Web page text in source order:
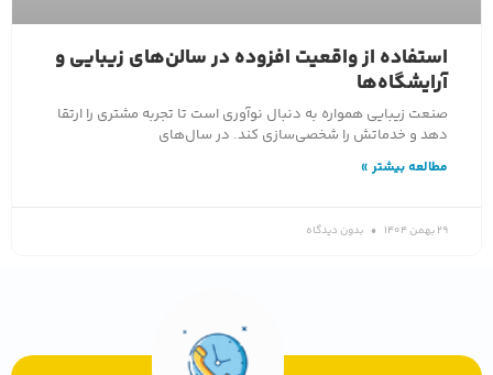
استفاده از واقعیت افزوده در سالن‌های زیبایی و
آرایشگاه‌ها
صنعت زیبایی همواره به دنبال نوآوری است تا تجربه مشتری را ارتقا
دهد و خدماتش را شخصی‌سازی کند. در سال‌های
مطالعه بیشتر »
29 بهمن 1404 بدون دیدگاه